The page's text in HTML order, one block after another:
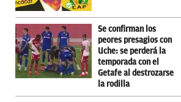
Se confirman los
peores presagios con
Uche: se perderá la
temporada con el
Getafe al destrozarse
la rodilla